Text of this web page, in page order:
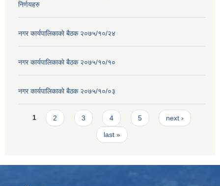
निर्णयहरु
नगर कार्यपालिकाकाे बैठक २०७५/१०/२४
नगर कार्यपालिकाकाे बैठक २०७५/१०/१०
नगर कार्यपालिकाकाे बैठक २०७५/१०/०३
Pages
1 2 3 4 5 next ›
last »